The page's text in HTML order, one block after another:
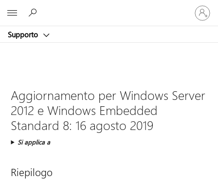
Supporto
Accedi
con
il
account
Aggiornamento per Windows Server
2012 e Windows Embedded
Standard 8: 16 agosto 2019
Si applica a
Riepilogo